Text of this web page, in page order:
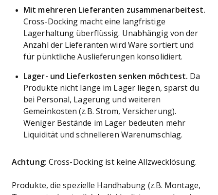
Mit mehreren Lieferanten zusammenarbeitest.
Cross-Docking macht eine langfristige
Lagerhaltung überflüssig. Unabhängig von der
Anzahl der Lieferanten wird Ware sortiert und
für pünktliche Auslieferungen konsolidiert.
Lager- und Lieferkosten senken möchtest. Da
Produkte nicht lange im Lager liegen, sparst du
bei Personal, Lagerung und weiteren
Gemeinkosten (z.B. Strom, Versicherung).
Weniger Bestände im Lager bedeuten mehr
Liquidität und schnelleren Warenumschlag.
Achtung: Cross-Docking ist keine Allzwecklösung.
Produkte, die spezielle Handhabung (z.B. Montage,